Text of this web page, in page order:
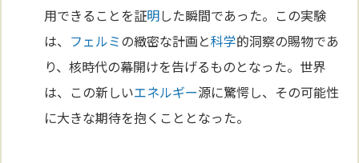
用できることを証明した瞬間であった。この実験
は、 フェルミの緻密な計画と科学的洞察の賜物であ
り、核時代の幕開けを告げるものとなった。世界
は、この新しいエネルギー源に驚愕し、その可能性
に大きな期待を抱くこととなった。